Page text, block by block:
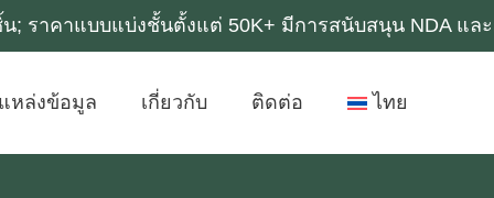
; ราคาแบบแบ่งชั้นตั้งแต่ 50K+ มีการสนับสนุน NDA แ
แหล่งข้อมูล เกี่ยวกับ ติดต่อ ไทย